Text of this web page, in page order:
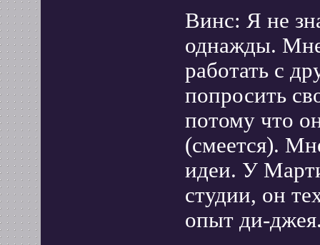
Винс: Я не
однажды. Мне
работать с
попросить
потому что
(смеется).
идеи. У
студии, он
опыт ди-